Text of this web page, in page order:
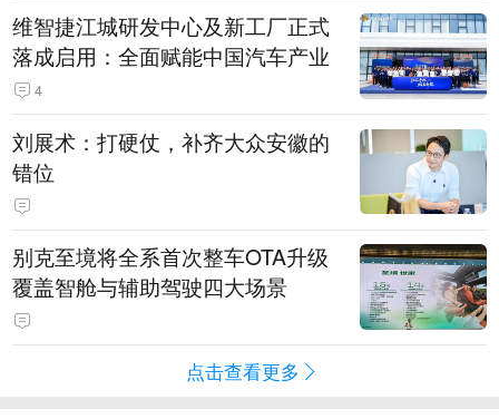
维智捷江城研发中心及新工厂正式
落成启用：全面赋能中国汽车产业
4
刘展术：打硬仗，补齐大众安徽的
错位
别克至境将全系首次整车OTA升级
覆盖智舱与辅助驾驶四大场景
点击查看更多